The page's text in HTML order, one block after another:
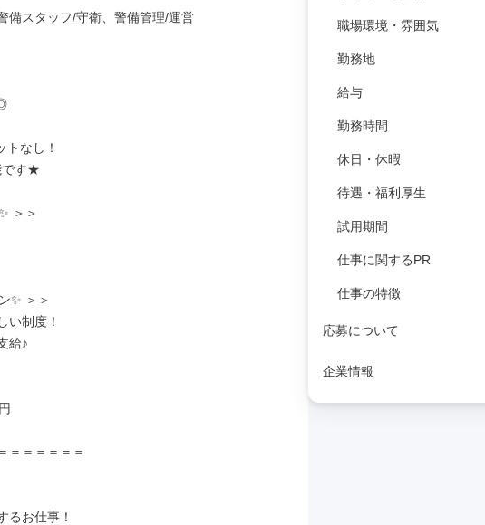
備スタッフ/守衛、警備管理/運営
トなし！
＞＞
✨ ＞＞
い制度！
給♪
＝＝＝＝＝＝
るお仕事！
職場環境・雰囲気
勤務地
給与
勤務時間
休日・休暇
待遇・福利厚生
試用期間
仕事に関するPR
仕事の特徴
応募について
企業情報